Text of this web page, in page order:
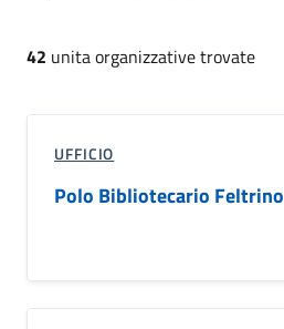
42 unita organizzative trovate
UFFICIO
Polo Bibliotecario Feltrino